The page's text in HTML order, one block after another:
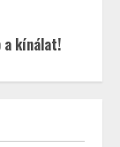
a kínálat!